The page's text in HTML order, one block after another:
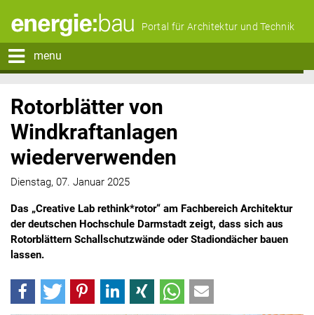
Portal für Architektur und Technik
menu
Rotorblätter von
Windkraftanlagen
wiederverwenden
Dienstag, 07. Januar 2025
Das „Creative Lab rethink*rotor“ am Fachbereich Architektur
der deutschen Hochschule Darmstadt zeigt, dass sich aus
Rotorblättern Schallschutzwände oder Stadiondächer bauen
lassen.